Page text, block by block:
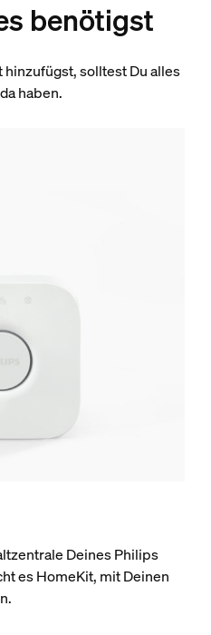
benötigst
hinzufügst, solltest Du alles
haben.
Deines Philips
es HomeKit, mit Deinen